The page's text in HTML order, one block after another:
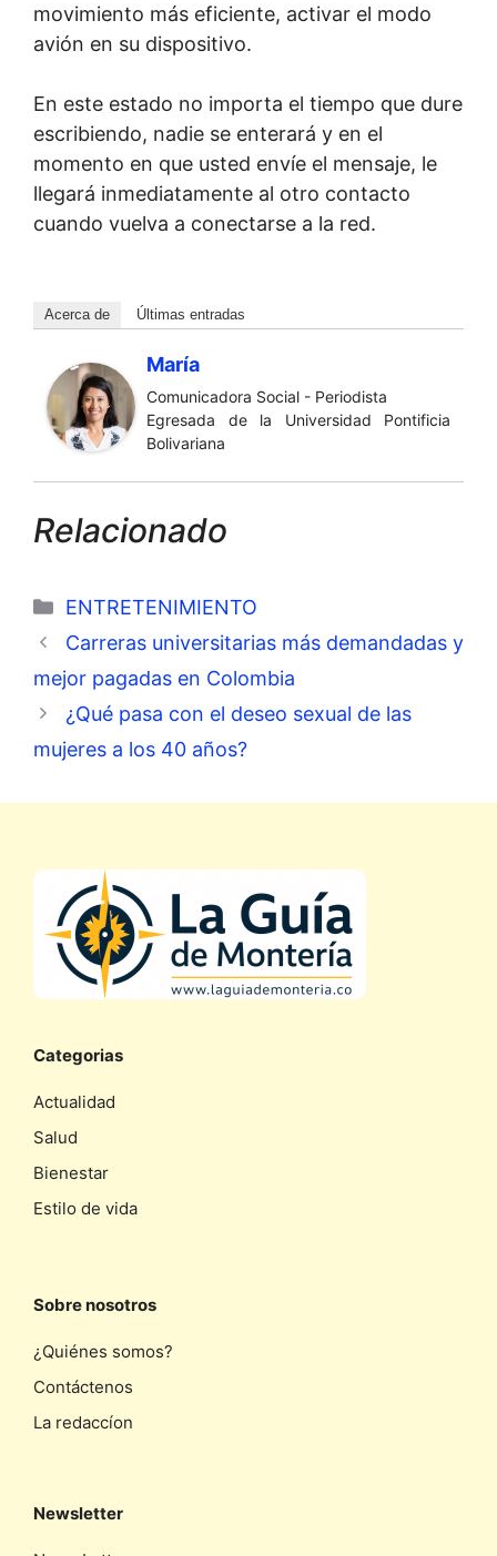
movimiento más eficiente, activar el modo
avión en su dispositivo.
En este estado no importa el tiempo que dure
escribiendo, nadie se enterará y en el
momento en que usted envíe el mensaje, le
llegará inmediatamente al otro contacto
cuando vuelva a conectarse a la red.
Acerca de Últimas entradas
María
Comunicadora Social - Periodista
Egresada de la Universidad Pontificia
Bolivariana
Relacionado
Categorías
ENTRETENIMIENTO
Carreras universitarias más demandadas y
mejor pagadas en Colombia
¿Qué pasa con el deseo sexual de las
mujeres a los 40 años?
Categorias
Actualidad
Salud
Bienestar
Estilo de vida
Sobre nosotros
¿Quiénes somos?
Contáctenos
La redaccíon
Newsletter